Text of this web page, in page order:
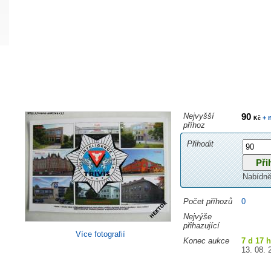
Více fotografií
Nejvyšší
příhoz
90 Kč+
Přihodit
Počet příhozů
0
Nejvýše
přihazující
Konec aukce
7 d 17
13. 08.